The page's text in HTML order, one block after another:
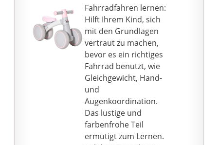
schützen bei Stürzen
vor Verletzungen und
verhindern ungewolltes
Abrutschen. Weiteren
Schutz bietet das
Polster am Lenker –
schadstofffrei, UV-
beständig und extrem
abriebfest.
ERGONOMIE: Freuen Sie
sich über langlebige
Produkte. Für eine
Fahrradfahren lernen:
Hilft Ihrem Kind, sich
mit den Grundlagen
vertraut zu machen,
bevor es ein richtiges
Fahrrad benutzt, wie
Gleichgewicht, Hand-
und
Augenkoordination.
Das lustige und
farbenfrohe Teil
ermutigt zum Lernen.